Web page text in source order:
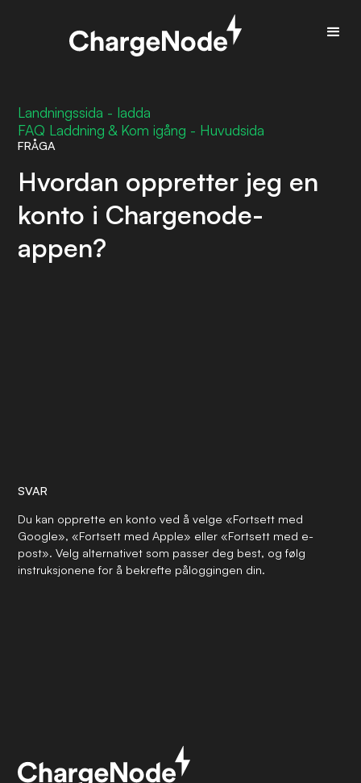
Landningssida - ladda
FAQ Laddning & Kom igång - Huvudsida
FRÅGA
Hvordan oppretter jeg en
konto i Chargenode-
appen?
SVAR
Du kan opprette en konto ved å velge «Fortsett med
Google», «Fortsett med Apple» eller «Fortsett med e-
post». Velg alternativet som passer deg best, og følg
instruksjonene for å bekrefte påloggingen din.